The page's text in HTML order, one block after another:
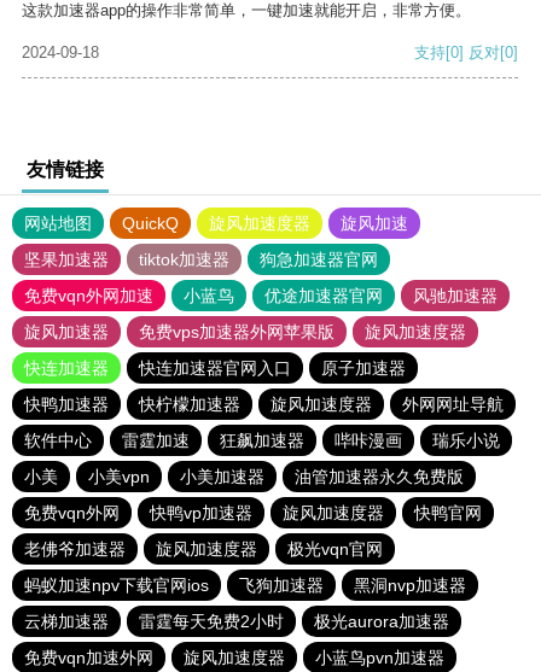
这款加速器app的操作非常简单，一键加速就能开启，非常方便。
2024-09-18 支持[0] 反对[0]
友情链接
网站地图 QuickQ 旋风加速度器
旋风加速
坚果加速器
tiktok加速器
狗急加速器官网
免费vqn外网加速
小蓝鸟 优途加速器官网
风驰加速器
旋风加速器
免费vps加速器外网苹果版
旋风加速度器
快连加速器
快连加速器官网入口
原子加速器
快鸭加速器
快柠檬加速器 旋风加速度器
外网网址导航
软件中心
雷霆加速 狂飙加速器 哔咔漫画
瑞乐小说
小美
小美vpn 小美加速器
油管加速器永久免费版
免费vqn外网
快鸭vp加速器 旋风加速度器
快鸭官网
老佛爷加速器
旋风加速度器
极光vqn官网
蚂蚁加速npv下载官网ios
飞狗加速器
黑洞nvp加速器
云梯加速器
雷霆每天免费2小时
极光aurora加速器
免费vqn加速外网
旋风加速度器 小蓝鸟pvn加速器